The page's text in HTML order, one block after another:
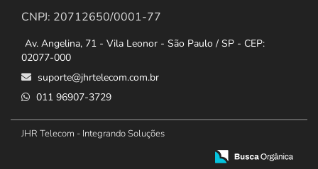
CNPJ: 20712650/0001-77
Av. Angelina, 71 - Vila Leonor - São Paulo / SP - CEP:
02077-000
suporte@jhrtelecom.com.br
011 96907-3729
JHR Telecom - Integrando Soluções